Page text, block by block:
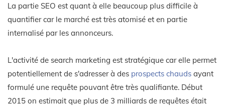
La partie SEO est quant à elle beaucoup plus difficile à
quantifier car le marché est très atomisé et en partie
internalisé par les annonceurs.
L'activité de search marketing est stratégique car elle permet
potentiellement de s'adresser à des prospects chauds ayant
formulé une requête pouvant être très qualifiante. Début
2015 on estimait que plus de 3 milliards de requêtes était